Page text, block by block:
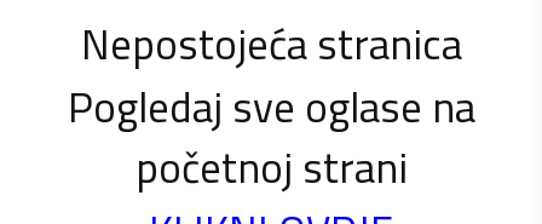
Nepostojeća stranica
Pogledaj sve oglase na
početnoj strani